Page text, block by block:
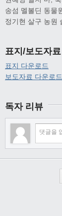
송섬 멜볼딘 동
정기현 살구 농
표지/보도자
표지 다운로드
보도자료 다운로드
독자 리뷰